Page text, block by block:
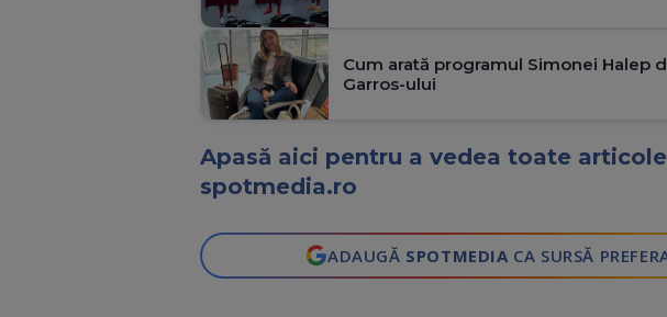
Cum arată programul Simonei Halep
Garros-ului
Apasă aici pentru a vedea toate
spotmedia.ro
ADAUGĂ SPOTMEDIA CA SURSĂ